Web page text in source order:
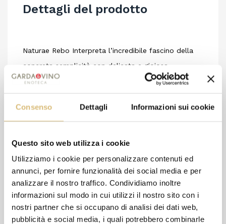
Consenso Dettagli Informazioni sui cookie
Questo sito web utilizza i cookie
Utilizziamo i cookie per personalizzare contenuti ed
annunci, per fornire funzionalità dei social media e per
analizzare il nostro traffico. Condividiamo inoltre
informazioni sul modo in cui utilizzi il nostro sito con i
nostri partner che si occupano di analisi dei dati web,
pubblicità e social media, i quali potrebbero combinarle
Dettagli del prodotto
Naturae Rebo Interpreta l’incredibile fascino della
concreta semplicità con delicata e gioiosa
franchezza.
in estate, tavolate con amici in autunno e in inverno.
Denominazione: Benaco Bresciano Rebo IGT
Affinamento: In botti di acciaio inox e bottiglia.
Vino senza solfiti aggiunti.
Uvaggio: Rebo